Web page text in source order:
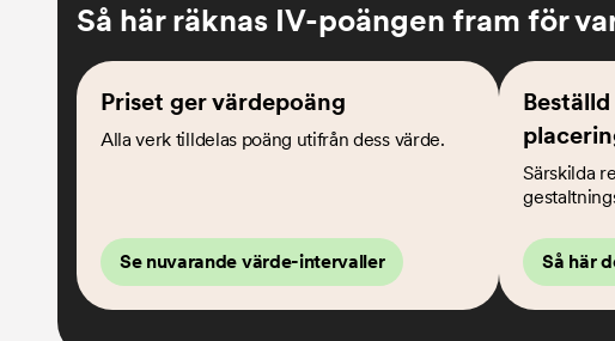
Så här räknas IV-poängen fram för
Priset ger värdepoäng
Alla verk tilldelas poäng utifrån dess värde.
Se nuvarande värde-intervaller
Särskilda
Så här